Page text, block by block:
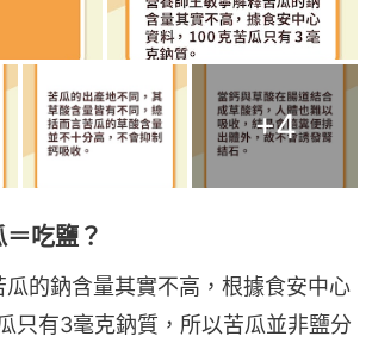
+4
吃鹽？
的鈉含量其實不高，根據食安中心
只有3毫克鈉質，所以苦瓜並非鹽分